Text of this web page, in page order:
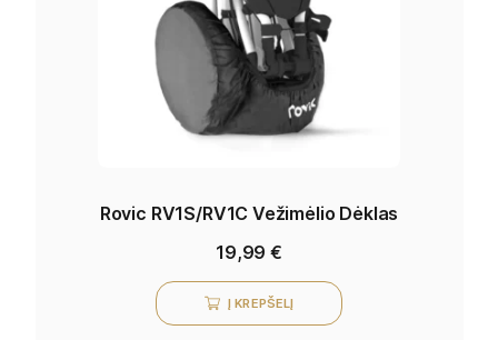
Rovic RV1S/RV1C Vežimėlio Dėklas
19,99€
Į KREPŠELĮ